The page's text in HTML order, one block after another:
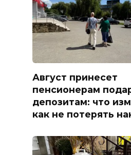
Август принесет
пенсионерам
депозитам: что
как не потерять